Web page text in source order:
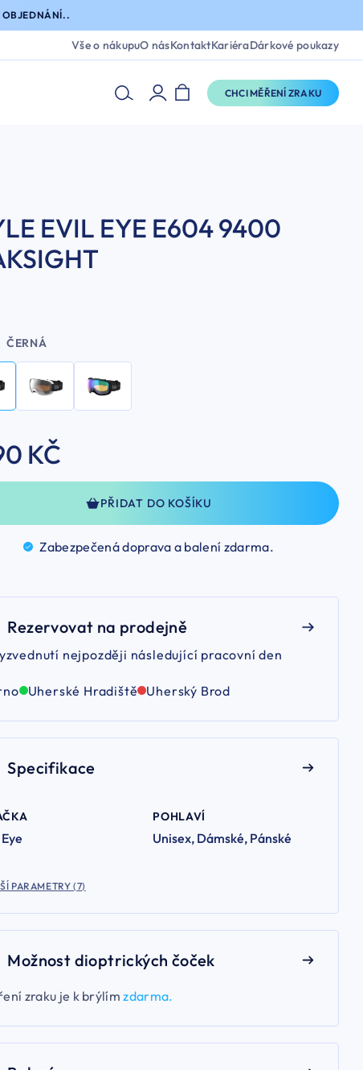
OBJEDNÁNÍ..
Vše o nákupuO násKontaktKariéraDárkové poukazy
CHCI MĚŘENÍ ZRAKU
EVIL EYE E604 9400
ČERNÁ
KČ
PŘIDAT DO KOŠÍKU
Zabezpečená doprava a balení zdarma.
Rezervovat na prodejně
nejpozději následující pracovní den
Uherské Hradiště Uherský Brod
Specifikace
POHLAVÍ
Unisex, Dámské, Pánské
PARAMETRY (7)
Možnost dioptrických čoček
zraku je k brýlímzdarma.